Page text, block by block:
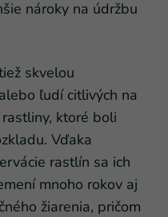
nároky na údržbu
skvelou
ľudí citlivých na
ktoré boli
Vďaka
rastlín sa ich
mnoho rokov aj
žiarenia, pričom